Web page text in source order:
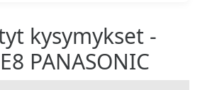
kysymykset -
PANASONIC